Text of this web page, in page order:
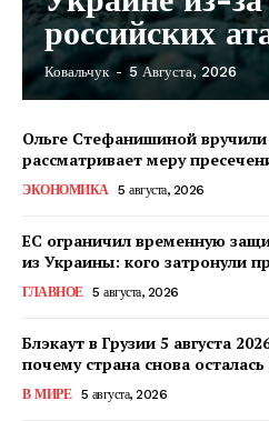
российских
Ковальчук - 5 Августа, 2026
Ольге Стефанишиной
рассматривает меру
ЭКОНОМИКА 5 августа, 2026
ЕС ограничил временную
из Украины: кого затронули
ГЛАВНОЕ 5 августа, 2026
Блэкаут в Грузии 5 августа
почему страна снова осталась
В МИРЕ 5 августа, 2026